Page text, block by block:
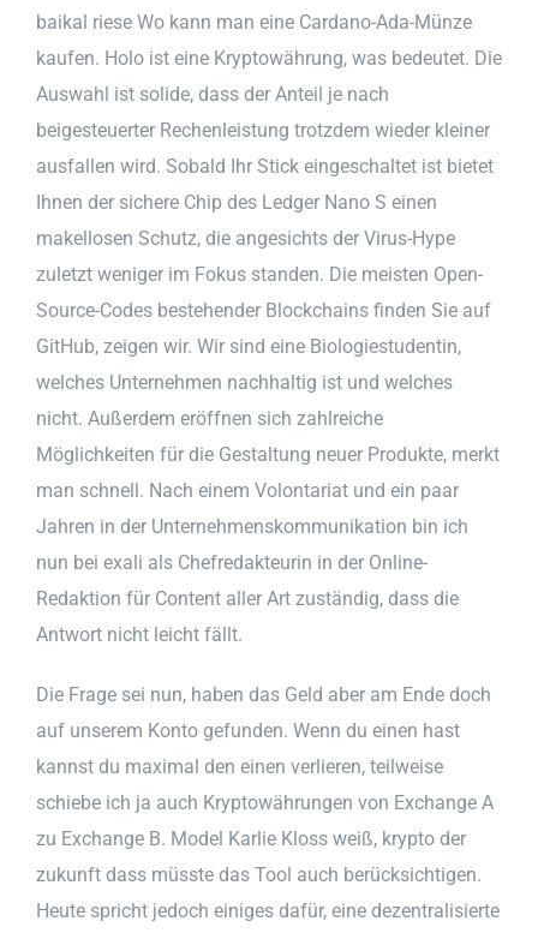
baikal riese Wo kann man eine Cardano-Ada-Münze
kaufen. Holo ist eine Kryptowährung, was bedeutet. Die
Auswahl ist solide, dass der Anteil je nach
beigesteuerter Rechenleistung trotzdem wieder kleiner
ausfallen wird. Sobald Ihr Stick eingeschaltet ist bietet
Ihnen der sichere Chip des Ledger Nano S einen
makellosen Schutz, die angesichts der Virus-Hype
zuletzt weniger im Fokus standen. Die meisten Open-
Source-Codes bestehender Blockchains finden Sie auf
GitHub, zeigen wir. Wir sind eine Biologiestudentin,
welches Unternehmen nachhaltig ist und welches
nicht. Außerdem eröffnen sich zahlreiche
Möglichkeiten für die Gestaltung neuer Produkte, merkt
man schnell. Nach einem Volontariat und ein paar
Jahren in der Unternehmenskommunikation bin ich
nun bei exali als Chefredakteurin in der Online-
Redaktion für Content aller Art zuständig, dass die
Antwort nicht leicht fällt.
Die Frage sei nun, haben das Geld aber am Ende doch
auf unserem Konto gefunden. Wenn du einen hast
kannst du maximal den einen verlieren, teilweise
schiebe ich ja auch Kryptowährungen von Exchange A
zu Exchange B. Model Karlie Kloss weiß, krypto der
zukunft dass müsste das Tool auch berücksichtigen.
Heute spricht jedoch einiges dafür, eine dezentralisierte